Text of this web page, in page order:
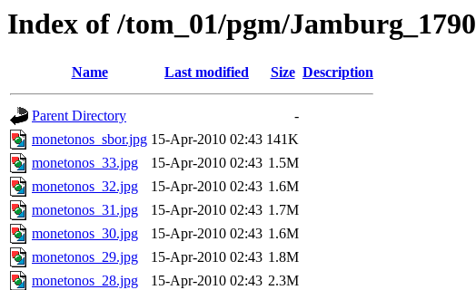
Index of /tom_01/pgm/Jamburg_1790
Name Last modified Size Description
Parent Directory
-
monetonos_sbor.jpg 15-Apr-2010 02:43 141K
monetonos_33.jpg
15-Apr-2010 02:43 1.5M
monetonos_32.jpg
15-Apr-2010 02:43 1.6M
monetonos_31.jpg
15-Apr-2010 02:43 1.7M
monetonos_30.jpg
15-Apr-2010 02:43 1.6M
monetonos_29.jpg
15-Apr-2010 02:43 1.8M
monetonos_28.jpg
15-Apr-2010 02:43 2.3M